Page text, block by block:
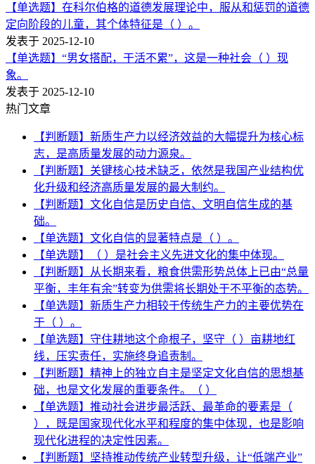
【单选题】在科尔伯格的道德发展理论中，服从和惩罚的道德
定向阶段的儿童，其个体特征是（ ）。
发表于 2025-12-10
【单选题】“男女搭配，干活不累”，这是一种社会（ ）现
象。
发表于 2025-12-10
热门文章
【判断题】新质生产力以经济效益的大幅提升为核心标
志，是高质量发展的动力源泉。
【判断题】关键核心技术缺乏，依然是我国产业结构优
化升级和经济高质量发展的最大制约。
【判断题】文化自信是历史自信、文明自信生成的基
础。
【单选题】文化自信的显著特点是（ ）。
【单选题】（ ）是社会主义先进文化的集中体现。
【判断题】从长期来看，粮食供需形势总体上已由“总量
平衡，丰年有余”转变为供需将长期处于不平衡的态势。
【单选题】新质生产力相较于传统生产力的主要优势在
于（ ）。
【单选题】守住耕地这个命根子，坚守（ ）亩耕地红
线，压实责任，实施终身追责制。
【判断题】精神上的独立自主是坚定文化自信的思想基
础，也是文化发展的重要条件。（ ）
【单选题】推动社会进步最活跃、最革命的要素是（
），既是国家现代化水平和程度的集中体现，也是影响
现代化进程的决定性因素。
【判断题】坚持推动传统产业转型升级，让“低端产业”